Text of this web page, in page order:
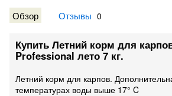
Обзор Отзывы 0
Купить Летний корм для
Professional лето 7 кг.
Летний корм для карпов.
температурах воды выше 17° C